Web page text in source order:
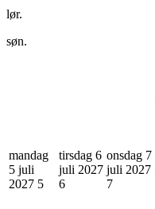
lør.
søn.
mandag
5 juli
2027 5
tirsdag 6
juli 2027
6
onsdag 7
juli 2027
7